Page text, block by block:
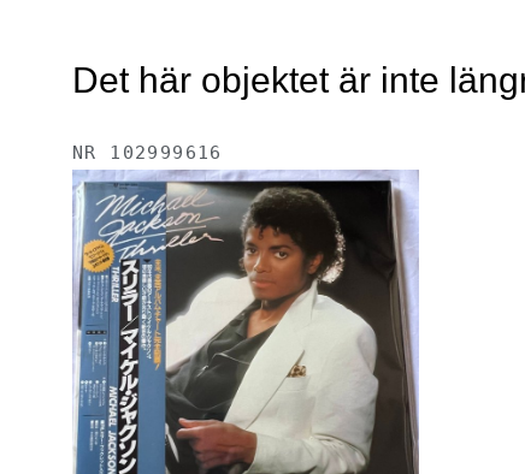
Det här objektet är inte
NR 102999616